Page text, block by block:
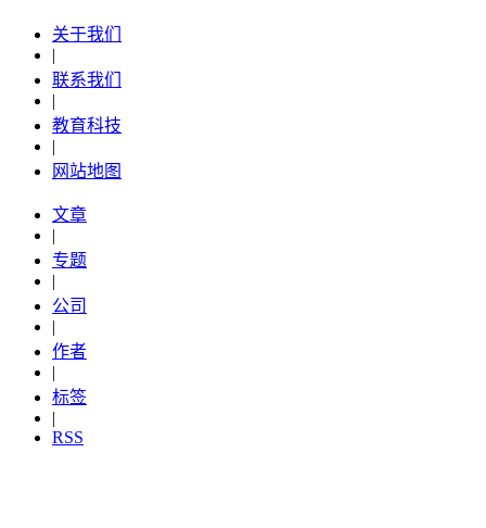
关于我们
|
联系我们
|
教育科技
|
网站地图
文章
|
专题
|
公司
|
作者
|
标签
|
RSS